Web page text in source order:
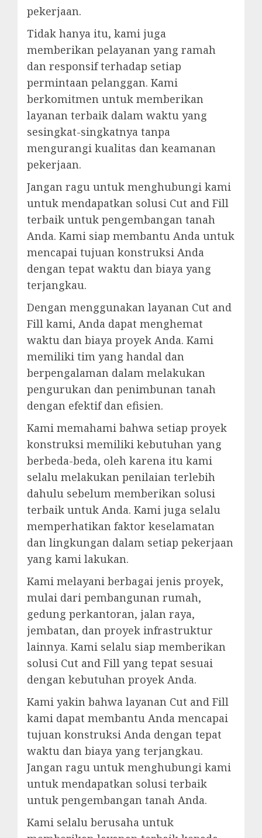
pekerjaan.
Tidak hanya itu, kami juga
memberikan pelayanan yang ramah
dan responsif terhadap setiap
permintaan pelanggan. Kami
berkomitmen untuk memberikan
layanan terbaik dalam waktu yang
sesingkat-singkatnya tanpa
mengurangi kualitas dan keamanan
pekerjaan.
Jangan ragu untuk menghubungi kami
untuk mendapatkan solusi Cut and Fill
terbaik untuk pengembangan tanah
Anda. Kami siap membantu Anda untuk
mencapai tujuan konstruksi Anda
dengan tepat waktu dan biaya yang
terjangkau.
Dengan menggunakan layanan Cut and
Fill kami, Anda dapat menghemat
waktu dan biaya proyek Anda. Kami
memiliki tim yang handal dan
berpengalaman dalam melakukan
pengurukan dan penimbunan tanah
dengan efektif dan efisien.
Kami memahami bahwa setiap proyek
konstruksi memiliki kebutuhan yang
berbeda-beda, oleh karena itu kami
selalu melakukan penilaian terlebih
dahulu sebelum memberikan solusi
terbaik untuk Anda. Kami juga selalu
memperhatikan faktor keselamatan
dan lingkungan dalam setiap pekerjaan
yang kami lakukan.
Kami melayani berbagai jenis proyek,
mulai dari pembangunan rumah,
gedung perkantoran, jalan raya,
jembatan, dan proyek infrastruktur
lainnya. Kami selalu siap memberikan
solusi Cut and Fill yang tepat sesuai
dengan kebutuhan proyek Anda.
Kami yakin bahwa layanan Cut and Fill
kami dapat membantu Anda mencapai
tujuan konstruksi Anda dengan tepat
waktu dan biaya yang terjangkau.
Jangan ragu untuk menghubungi kami
untuk mendapatkan solusi terbaik
untuk pengembangan tanah Anda.
Kami selalu berusaha untuk